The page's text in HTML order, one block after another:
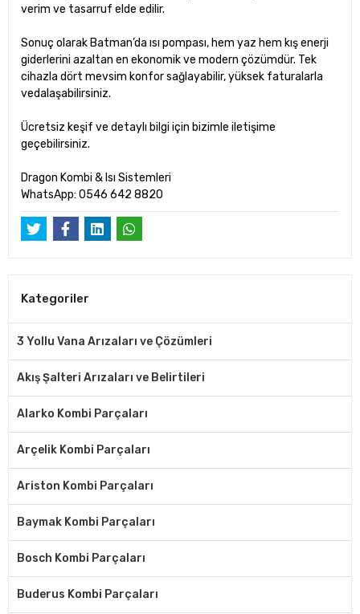
verim ve tasarruf elde edilir.
Sonuç olarak Batman’da ısı pompası, hem yaz hem kış enerji
giderlerini azaltan en ekonomik ve modern çözümdür. Tek
cihazla dört mevsim konfor sağlayabilir, yüksek faturalarla
vedalaşabilirsiniz.
Ücretsiz keşif ve detaylı bilgi için bizimle iletişime
geçebilirsiniz.
Dragon Kombi & Isı Sistemleri
WhatsApp: 0546 642 8820
Kategoriler
3 Yollu Vana Arızaları ve Çözümleri
Akış Şalteri Arızaları ve Belirtileri
Alarko Kombi Parçaları
Arçelik Kombi Parçaları
Ariston Kombi Parçaları
Baymak Kombi Parçaları
Bosch Kombi Parçaları
Buderus Kombi Parçaları